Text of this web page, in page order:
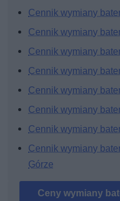
Cennik wymiany
Cennik wymiany
Cennik wymiany
Cennik wymiany
Cennik wymiany
Cennik wymiany
Cennik wymiany
Cennik wymiany
Górze
Ceny wymiany